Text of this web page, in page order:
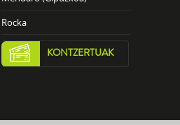
Rocka
KONTZERTUAK